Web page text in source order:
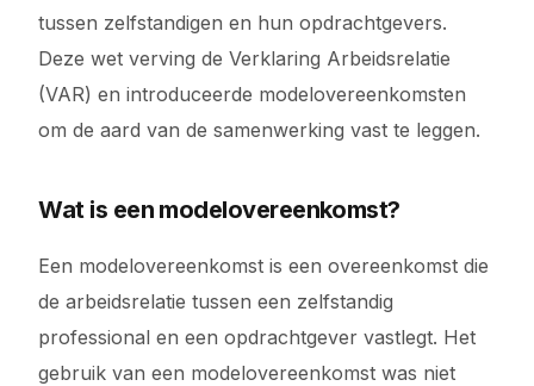
tussen zelfstandigen en hun opdrachtgevers.
Deze wet verving de Verklaring Arbeidsrelatie
(VAR) en introduceerde modelovereenkomsten
om de aard van de samenwerking vast te leggen.
Wat is een modelovereenkomst?
Een modelovereenkomst is een overeenkomst die
de arbeidsrelatie tussen een zelfstandig
professional en een opdrachtgever vastlegt. Het
gebruik van een modelovereenkomst was niet